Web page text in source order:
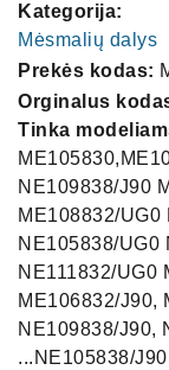
Kategorija:
Mėsmalių dalys
Prekės kodas:
Orginalus
Tinka
NE109838/J90
ME108832/UG0
NE105838/UG0
NE111832/UG0
ME106832/J90,
NE109838/J90,
...NE105838/